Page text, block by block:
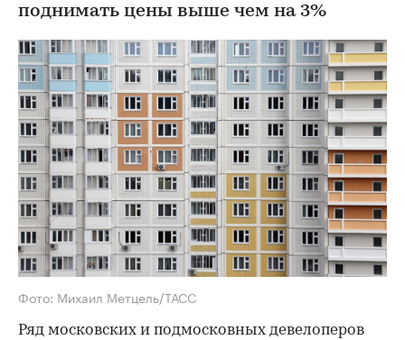
поднимать цены выше чем на 3%
Фото: Михаил Метцель/ТАСС
Ряд московских и подмосковных девелоперов